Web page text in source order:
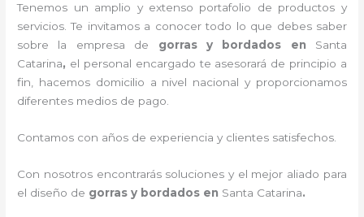
Tenemos un amplio y extenso portafolio de productos y
servicios. Te invitamos a conocer todo lo que debes saber
sobre la empresa de gorras y bordados en Santa
Catarina, el personal encargado te asesorará de principio a
fin, hacemos domicilio a nivel nacional y proporcionamos
diferentes medios de pago.
Contamos con años de experiencia y clientes satisfechos.
Con nosotros encontrarás soluciones y el mejor aliado para
el diseño de gorras y bordados en Santa Catarina.